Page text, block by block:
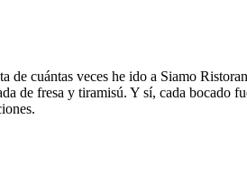
de cuántas veces he ido a Siamo
de fresa y tiramisú. Y sí, cada bocado